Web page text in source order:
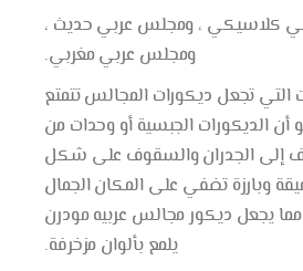
كلاسيكي ، ومجلس عربي حديث ،
ومجلس عربي مغربي.
التي تجعل ديكورات المجالس تتمتع
أن الديكورات الجبسية أو وحدات من
إلى الجدران والسقوف على شكل
وبارزة تضفي على المكان الجمال
. مما يجعل ديكور مجالس عربيه مودرن
يلمع بألوان مزخرفة.